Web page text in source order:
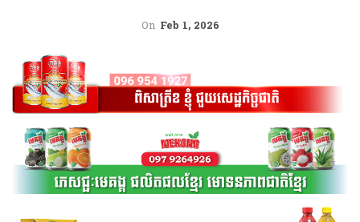
On Feb 1, 2026